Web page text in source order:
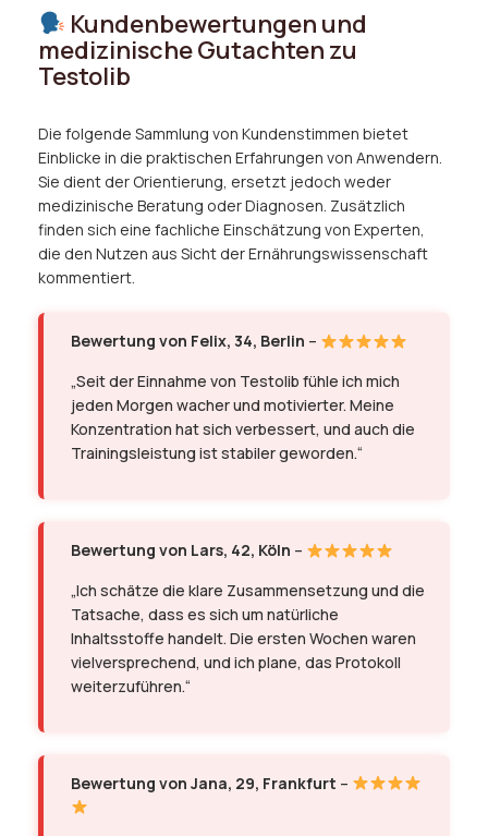
Kundenbewertungen und
medizinische Gutachten zu
Testolib
Die folgende Sammlung von Kundenstimmen bietet
Einblicke in die praktischen Erfahrungen von Anwendern.
Sie dient der Orientierung, ersetzt jedoch weder
medizinische Beratung oder Diagnosen. Zusätzlich
finden sich eine fachliche Einschätzung von Experten,
die den Nutzen aus Sicht der Ernährungswissenschaft
kommentiert.
Bewertung von Felix, 34, Berlin –
„Seit der Einnahme von Testolib fühle ich mich
jeden Morgen wacher und motivierter. Meine
Konzentration hat sich verbessert, und auch die
Trainingsleistung ist stabiler geworden.“
Bewertung von Lars, 42, Köln –
„Ich schätze die klare Zusammensetzung und die
Tatsache, dass es sich um natürliche
Inhaltsstoffe handelt. Die ersten Wochen waren
vielversprechend, und ich plane, das Protokoll
weiterzuführen.“
Bewertung von Jana, 29, Frankfurt –